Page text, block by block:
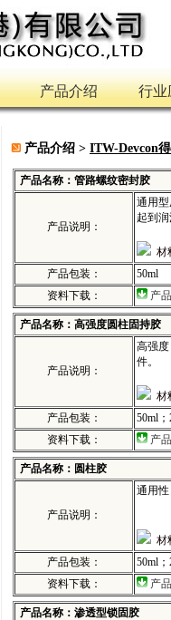
产品介绍 行业
产品介绍 > ITW-Devcon
产品名称：管路螺纹密封胶
产品说明：
通用
起到
材
产品包装：
50ml
资料下载：
产
产品名称：高强度圆柱固持胶
产品说明：
高强
件。
材
产品包装：
50ml
资料下载：
产
产品名称：圆柱胶
产品说明：
通用
材
产品包装：
50ml
资料下载：
产
产品名称：渗透型锁固胶